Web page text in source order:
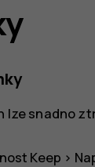
lze snadno
Keep >